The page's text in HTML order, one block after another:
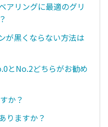
アリングに最適のグリ
が黒くならない方法は
とNo.2どちらがお勧め
か？
りますか？